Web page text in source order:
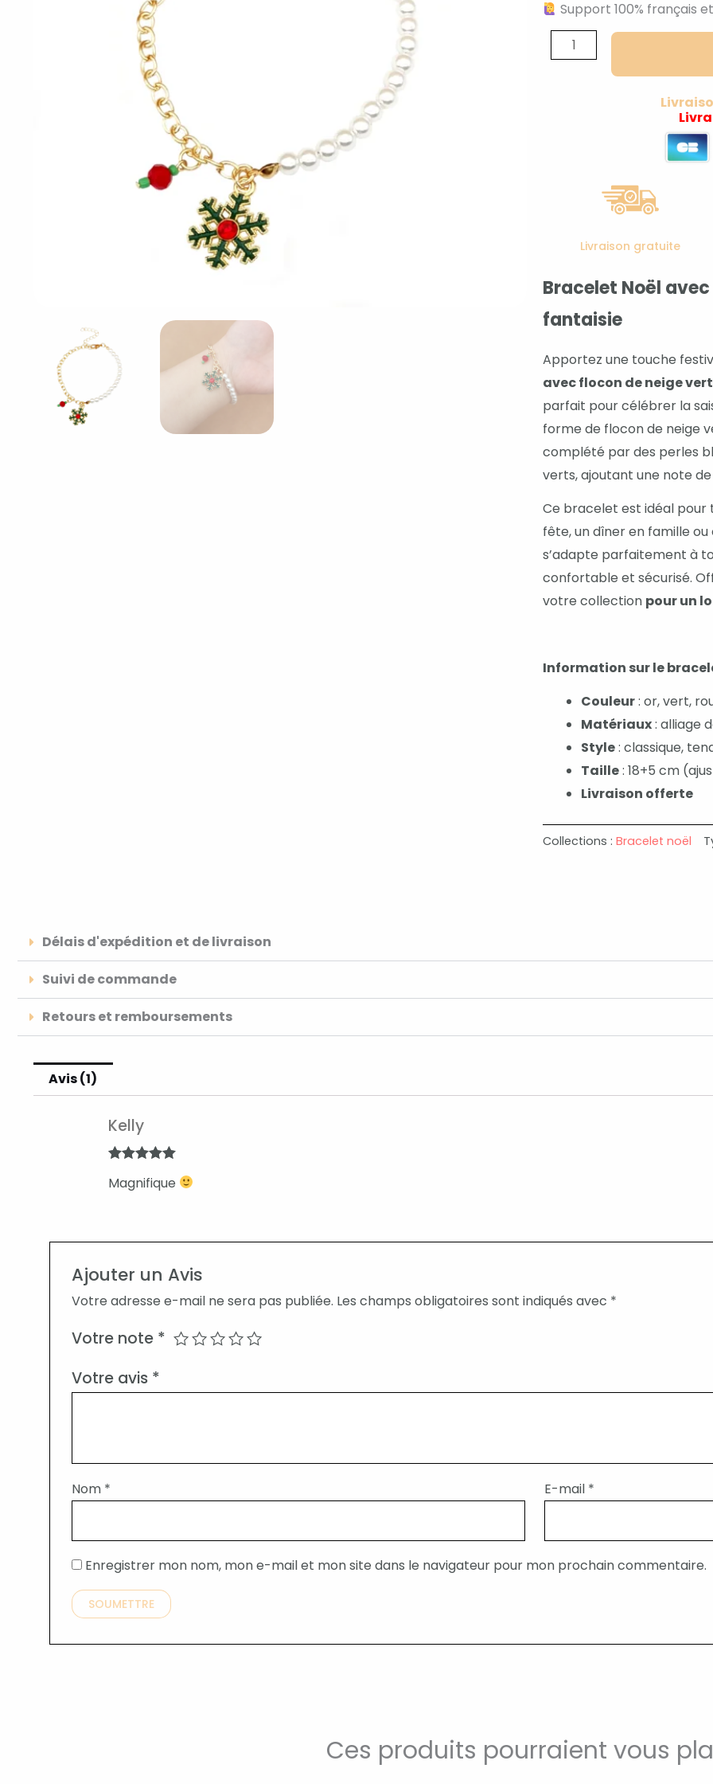
Support 100% français
quantité
fantaisie
Livraison gratuite
Bracelet Noël
fantaisie
Apportez une touche
avec flocon de neige
parfait pour célébrer la
forme de flocon de neige
complété par des perles
verts, ajoutant une note
Ce bracelet est idéal pour
fête, un dîner en famille
s’adapte parfaitement à
confortable et sécurisé.
votre collection pour un
Information sur le
Couleur: or, vert,
Matériaux: alliage
Style: classique,
Taille: 18+5 cm
Livraison offerte
Collections : Bracelet noël
Délais d'expédition et de livraison
Suivi de commande
Retours et remboursements
Avis (1)
5
Kelly
Magnifique
Ajouter un Avis
Votre adresse e-mail ne sera pas publiée. Les champs obligatoires sont indiqués avec *
Votre note *
Votre avis *
Nom * E-mail *
Enregistrer mon nom, mon e-mail et mon site dans le navigateur pour mon prochain commentaire.
Ces produits pourraient vous